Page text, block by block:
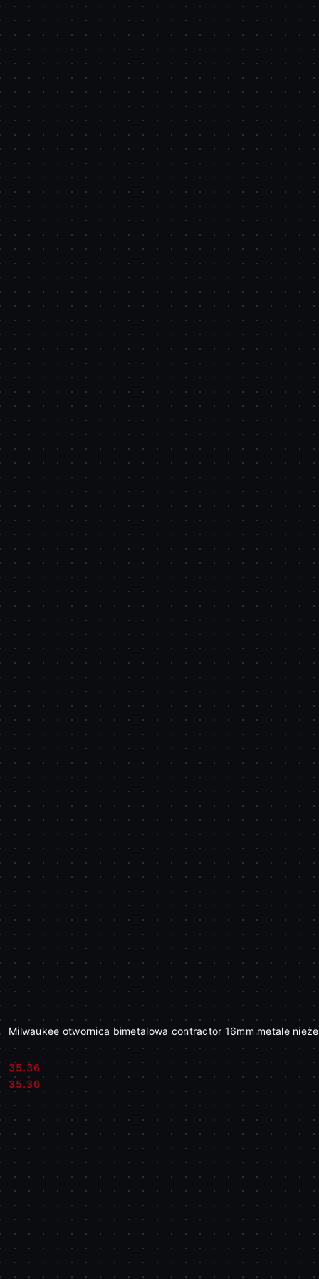
Milwaukee otwornica bimetalowa contractor 16mm metale
Cena:
35.36
Cena:
35.36